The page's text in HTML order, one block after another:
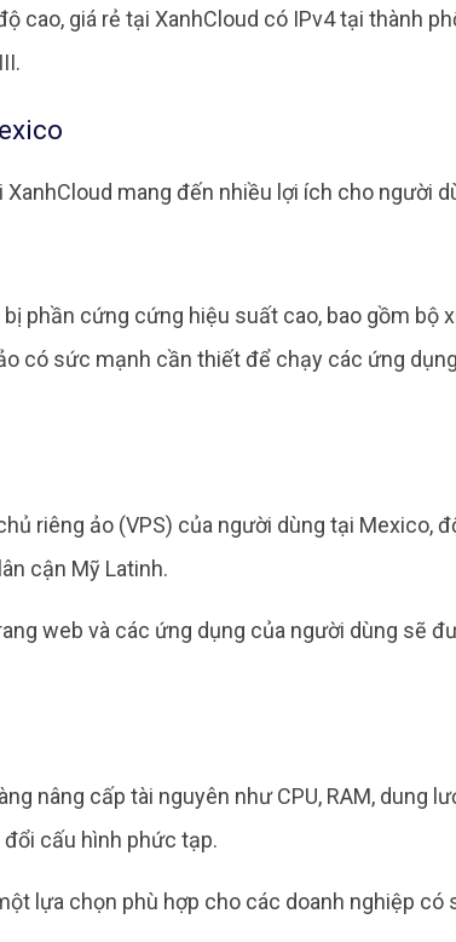
cao, giá rẻ tại XanhCloud có IPv4 tại thành
XanhCloud mang đến nhiều lợi ích cho người
phần cứng cứng hiệu suất cao, bao gồm bộ
có sức mạnh cần thiết để chạy các ứng
riêng ảo (VPS) của người dùng tại Mexico,
cận Mỹ Latinh.
web và các ứng dụng của người dùng sẽ
nâng cấp tài nguyên như CPU, RAM, dung
cấu hình phức tạp.
lựa chọn phù hợp cho các doanh nghiệp có